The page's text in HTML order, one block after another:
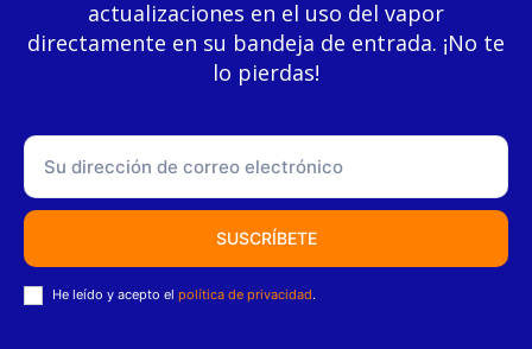
actualizaciones en el uso del vapor
directamente en su bandeja de entrada. ¡No te
lo pierdas!
SUSCRÍBETE
He leído y acepto el política de privacidad.